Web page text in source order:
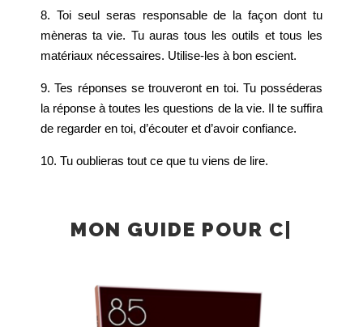
8. Toi seul seras responsable de la façon dont tu
mèneras ta vie. Tu auras tous les outils et tous les
matériaux nécessaires. Utilise-les à bon escient.
9. Tes réponses se trouveront en toi. Tu posséderas
la réponse à toutes les questions de la vie. Il te suffira
de regarder en toi, d’écouter et d’avoir confiance.
10. Tu oublieras tout ce que tu viens de lire.
MON GUIDE POUR